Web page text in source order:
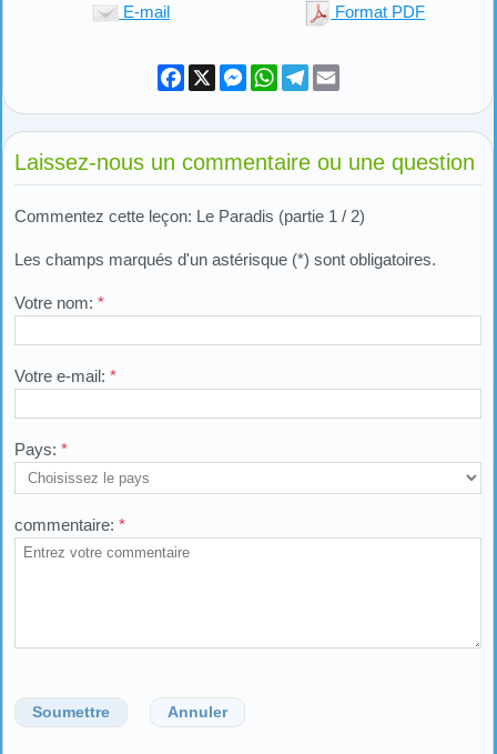
E-mail Format PDF
Facebook
X Messenger
WhatsApp
Telegram
Laissez-nous un commentaire ou une question
Commentez cette leçon: Le Paradis (partie 1 / 2)
Les champs marqués d'un astérisque (*) sont obligatoires.
Votre nom: *
Votre e-mail: *
Pays: *
commentaire: *
Soumettre Annuler